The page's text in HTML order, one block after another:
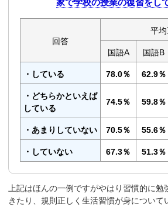
回答
平
国語A 国語B
・している 78.0％ 62.9％
・どちらかといえば
している
74.5％ 59.8％
・あまりしていない 70.5％ 55.6％
・していない 67.3％ 51.3％
上記はほんの一例ですがやはり習慣的に
きたり、規則正しく生活習慣が身について